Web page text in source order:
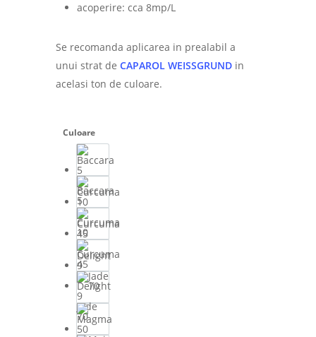
acoperire: cca 8mp/L
Se recomanda aplicarea in prealabil a
unui strat de CAPAROL WEISSGRUND in
acelasi ton de culoare.
Culoare
Baccara
5
Curcuma
10
Curcuma
45
Delight
9
Jade
70